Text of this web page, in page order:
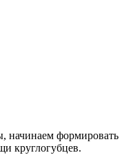
начинаем формировать
круглогубцев.